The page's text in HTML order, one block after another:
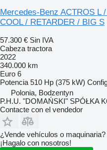
Mercedes-Benz ACTROS L
COOL / RETARDER / BIG S
57.300 € Sin IVA
Cabeza tractora
2022
340.000 km
Euro 6
Potencia 510 Hp (375 kW)
Polonia, Bodzentyn
P.H.U. "DOMAŃSKI" SPÓŁKA
Contacte con el vendedor
¿Vende vehículos o maquinaria?
¡Hagalo con nosotros!